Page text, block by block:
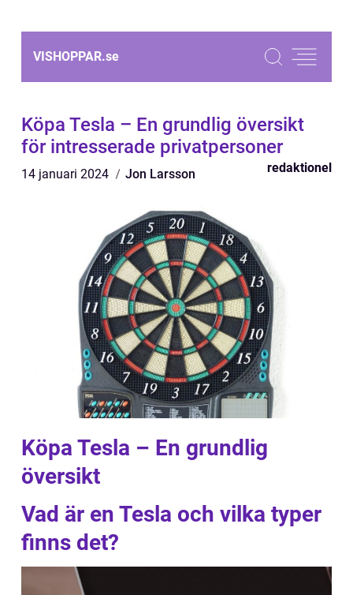
VISHOPPAR.se
Köpa Tesla – En grundlig översikt
för intresserade privatpersoner
14 januari 2024 Jon Larsson redaktionel
Köpa Tesla – En grundlig
översikt
Vad är en Tesla och vilka typer
finns det?